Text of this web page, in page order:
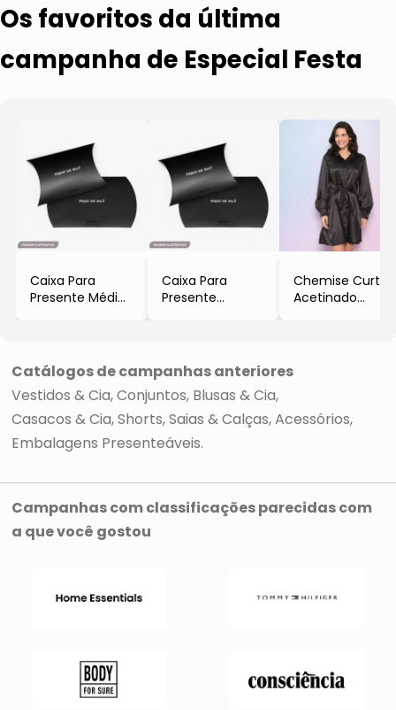
Os favoritos da última
campanha de Especial Festa
Caixa Para
Presente Média
Caixa Para
Presente
- 12x50x40cm
Chemise Curto
Acetinado
Catálogos de campanhas anteriores
Vestidos & Cia Conjuntos Blusas & Cia
Casacos & Cia Shorts, Saias & Calças Acessórios
Embalagens Presenteáveis
Campanhas com classificações parecidas com
a que você gostou